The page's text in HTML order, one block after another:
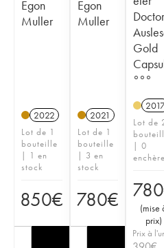
Egon
Muller
2022
Lot de 1
bouteille
| 1 en
stock
850€
Egon
Muller
2021
Lot de 1
bouteille
| 3 en
stock
780€
Gold
°°°
Lot de
| 0
enchère
780
(mise
prix)
Prix à